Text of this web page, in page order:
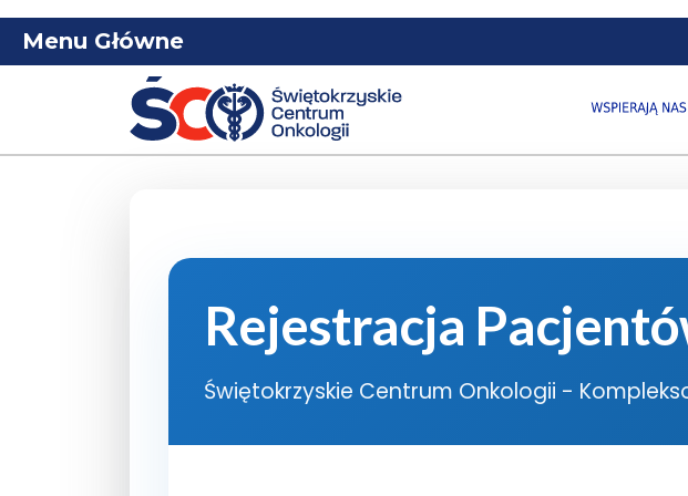
Menu Główne
Rejestracja
Świętokrzyskie Centrum Onkologii -